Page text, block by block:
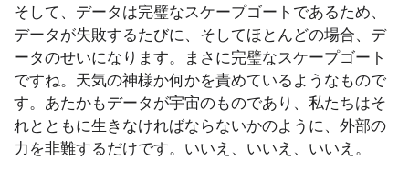
そして、データは完璧なスケープゴートであるため、
データが失敗するたびに、そしてほとんどの場合、デ
ータのせいになります。まさに完璧なスケープゴート
ですね。天気の神様か何かを責めているようなもので
す。あたかもデータが宇宙のものであり、私たちはそ
れとともに生きなければならないかのように、外部の
力を非難するだけです。いいえ、いいえ、いいえ。